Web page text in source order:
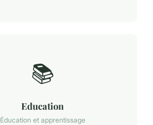
📚
Education
Éducation et apprentissage